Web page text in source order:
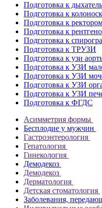
Подготовка к
Подготовка к
Подготовка к
Подготовка к
Подготовка к
Подготовка к ТРУЗИ
Подготовка к узи
Подготовка к УЗИ
Подготовка к УЗИ
Подготовка к УЗИ
Подготовка к УЗИ
Подготовка к ФГДС
Асимметрия формы
Бесплодие у мужчин
Гастроэнтерология
Гепатология
Гинекология
Демодекоз
Демодекоз
Дерматология
Детская стоматология
Заболевания,